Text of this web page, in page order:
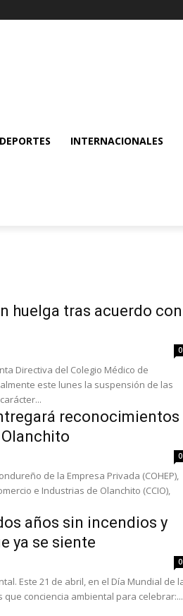
DEPORTES INTERNACIONALES
huelga tras acuerdo con
0
Directiva del Colegio Médico de
este lunes la suspensión de las
reconocimientos
0
de la Empresa Privada (COHEP),
e Industrias de Olanchito (CCIO),
años sin incendios y
ya se siente
0
de la
que conciencia ambiental para celebrar:...